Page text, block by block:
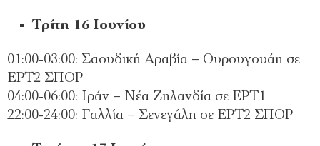
Τρίτη 16 Ιουνίου
01:00-03:00: Σαουδική Αραβία – Ουρουγουάη σε
ΕΡΤ2 ΣΠΟΡ
04:00-06:00: Ιράν – Νέα Ζηλανδία σε ΕΡΤ1
22:00-24:00: Γαλλία – Σενεγάλη σε ΕΡΤ2 ΣΠΟΡ